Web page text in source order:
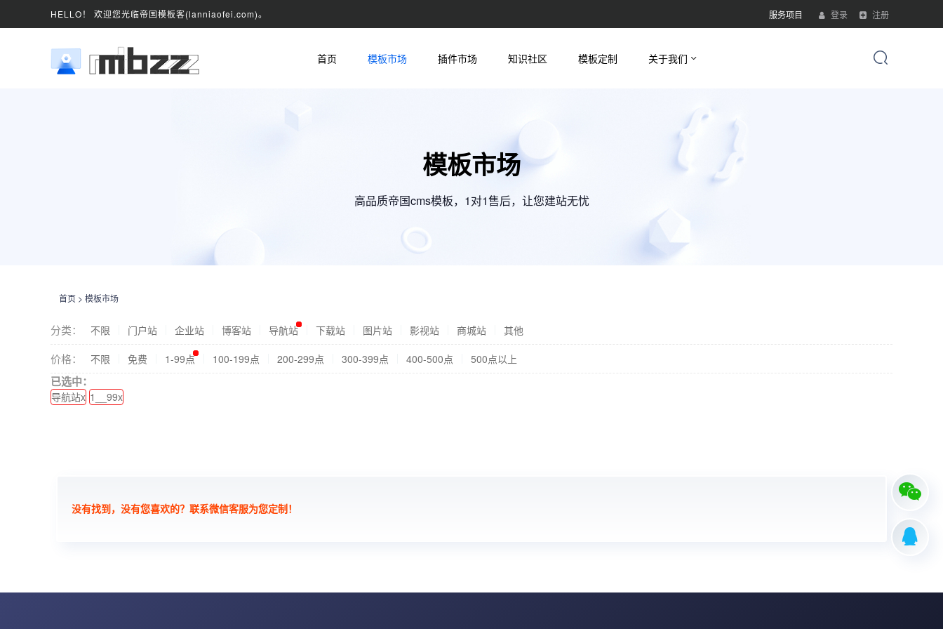
HELLO！ 欢迎您光临帝国模板客(lanniaofei.com)。 服务项目 登录 注册
首页 模板市场 插件市场 知识社区 模板定制 关于我们
模板市场
高品质帝国cms模板，1对1售后，让您建站无忧
首页 > 模板市场
分类： 不限 门户站 企业站 博客站 导航站 下载站 图片站 影视站 商城站 其他
价格： 不限 免费 1-99点 100-199点 200-299点 300-399点 400-500点 500点以上
已选中：
导航站x 1__99x
没有找到，没有您喜欢的？联系微信客服为您定制！